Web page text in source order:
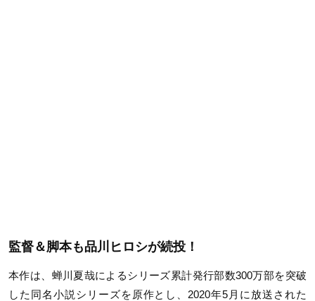
監督＆脚本も品川ヒロシが続投！
本作は、蝉川夏哉によるシリーズ累計発行部数300万部を突破
した同名小説シリーズを原作とし、2020年5月に放送された